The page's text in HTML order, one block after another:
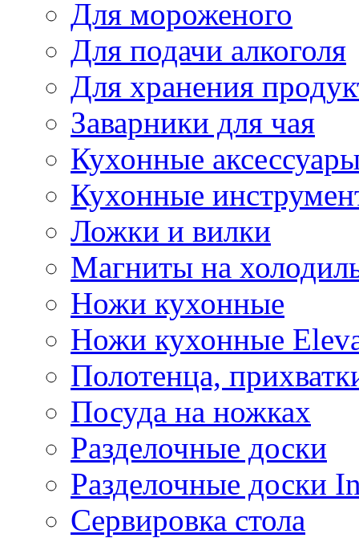
Для мороженого
Для подачи алкоголя
Для хранения
Заварники для чая
Кухонные
Кухонные
Ложки и вилки
Магниты на
Ножи кухонные
Ножи кухонные
Полотенца,
Посуда на ножках
Разделочные доски
Разделочные доски
Сервировка стола